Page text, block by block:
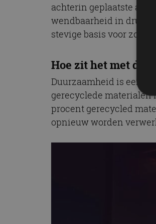
achterin geplaatste
wendbaarheid in
stevige basis voor
Hoe zit het met
Duurzaamheid is een
gerecyclede materialen
procent gerecycled
opnieuw worden